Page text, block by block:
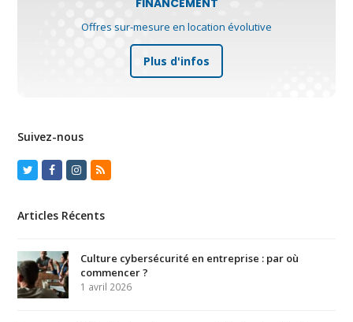
FINANCEMENT
Offres sur-mesure en location évolutive
Plus d'infos
Suivez-nous
TwitterFacebook
Instagram
RSS
Articles Récents
Culture cybersécurité en entreprise : par où
commencer ?
1 avril 2026